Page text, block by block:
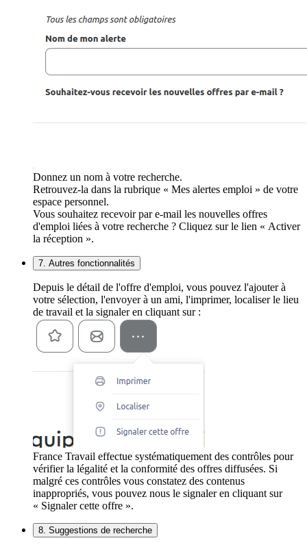
Donnez un nom à votre recherche.
Retrouvez-la dans la rubrique « Mes alertes emploi » de votre
espace personnel.
Vous souhaitez recevoir par e-mail les nouvelles offres
d'emploi liées à votre recherche ? Cliquez sur le lien « Activer
la réception ».
7. Autres fonctionnalités
Depuis le détail de l'offre d'emploi, vous pouvez l'ajouter à
votre sélection, l'envoyer à un ami, l'imprimer, localiser le lieu
de travail et la signaler en cliquant sur :
France Travail effectue systématiquement des contrôles pour
vérifier la légalité et la conformité des offres diffusées. Si
malgré ces contrôles vous constatez des contenus
inappropriés, vous pouvez nous le signaler en cliquant sur
« Signaler cette offre ».
8. Suggestions de recherche